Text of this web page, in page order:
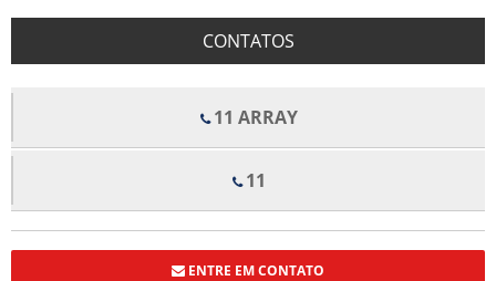
BENEFÍCIOS DOS FORROS DE FIBRA MINERAL PARA CONFORTO E
QUALIDADE ACÚSTICA EM AMBIENTES
FUNCIONALIDADE PARA SEU BANHEIRO
BOX DE VIDRO ELEGANCE TRANSFORMA ESPAÇOS COM ESTILO E
CONTATOS
11 ARRAY
11
ENTRE EM CONTATO